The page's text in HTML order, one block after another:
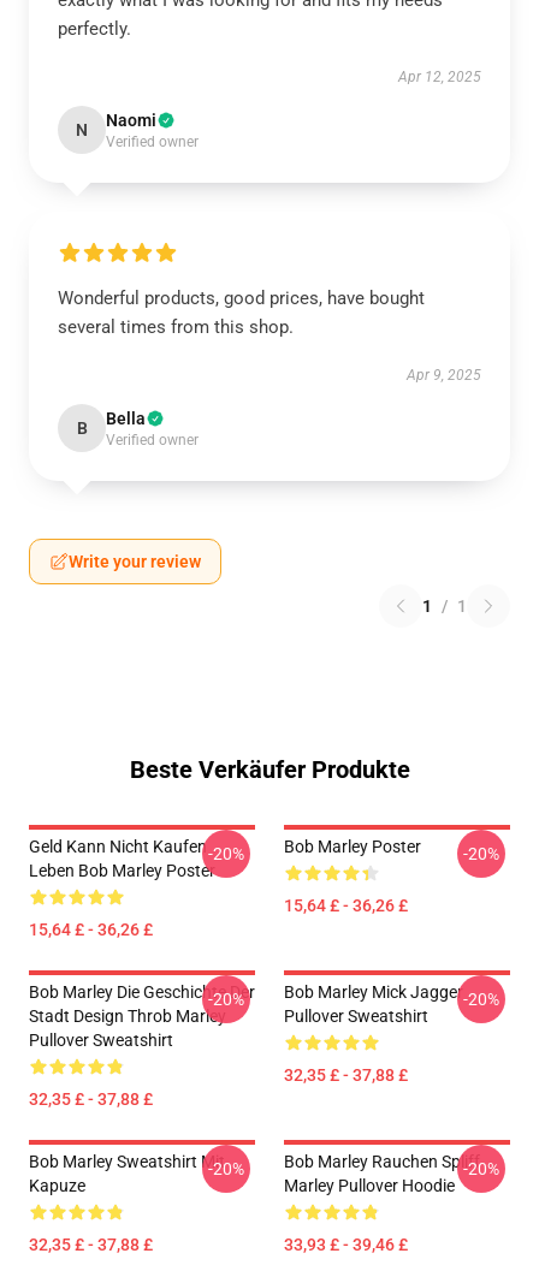
perfectly.
Apr 12, 2025
N Naomi
Verified owner
Wonderful products, good prices, have bought
several times from this shop.
Apr 9, 2025
B Bella
Verified owner
Write your review
1 / 1
Beste Verkäufer Produkte
Geld Kann Nicht Kaufen
Leben Bob Marley Poster
15,64 £ - 36,26 £
-20% Bob Marley Poster
15,64 £ - 36,26 £
-20%
Bob Marley Die Geschichte Der
Stadt Design Throb Marley
Pullover Sweatshirt
32,35 £ - 37,88 £
-20%
Bob Marley Mick Jagger
Pullover Sweatshirt
32,35 £ - 37,88 £
-20%
Bob Marley Sweatshirt Mit
Kapuze
32,35 £ - 37,88 £
-20%
Bob Marley Rauchen Spliff
Marley Pullover Hoodie
33,93 £ - 39,46 £
-20%